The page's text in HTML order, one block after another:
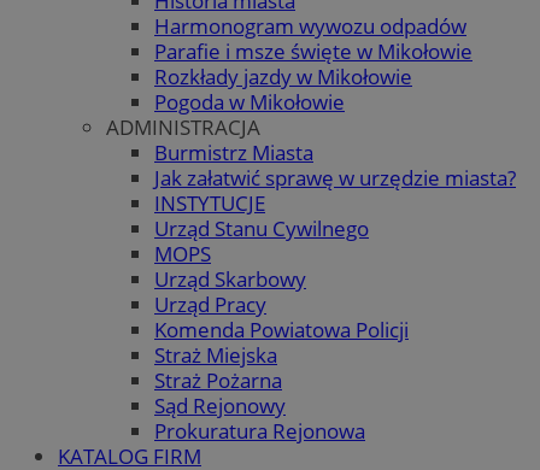
Harmonogram wywozu odpadów
Parafie i msze święte w Mikołowie
Rozkłady jazdy w Mikołowie
Pogoda w Mikołowie
ADMINISTRACJA
Burmistrz Miasta
Jak załatwić sprawę w urzędzie miasta?
INSTYTUCJE
Urząd Stanu Cywilnego
MOPS
Urząd Skarbowy
Urząd Pracy
Komenda Powiatowa Policji
Straż Miejska
Straż Pożarna
Sąd Rejonowy
Prokuratura Rejonowa
KATALOG FIRM